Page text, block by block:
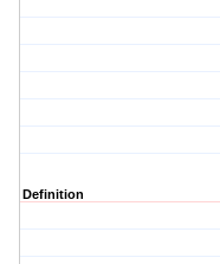
Definition